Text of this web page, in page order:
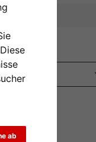
ab
Rahmentyp